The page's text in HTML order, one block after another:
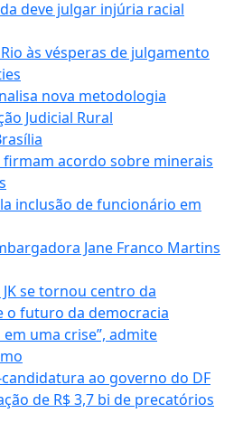
deve julgar injúria racial
às vésperas de julgamento
nova metodologia
Judicial Rural
firmam acordo sobre minerais
inclusão de funcionário em
Jane Franco Martins
se tornou centro da
o futuro da democracia
uma crise”, admite
ao governo do DF
de R$ 3,7 bi de precatórios